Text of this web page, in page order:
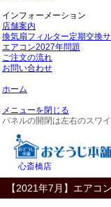
インフォーメーション
店舗案内
換気扇フィルター定期交換
エアコン2027年問題
ご注文の流れ
お問い合わせ
ホーム
メニューを閉じる
パネルの開閉は左右のスワ
心斎橋店
【2021年7月】エアコ